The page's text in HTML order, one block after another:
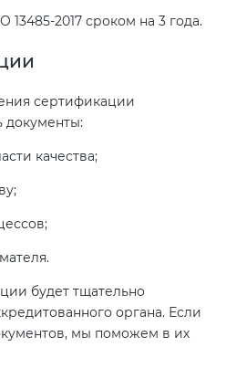
13485-2017 сроком на 3 года.
сертификации
документы:
качества;
будет тщательно
органа. Если
мы поможем в их
легкой
017)
(ТР ТС